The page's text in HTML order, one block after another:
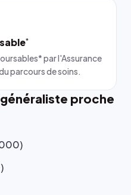
*
par l'Assurance
parcours de soins.
proche